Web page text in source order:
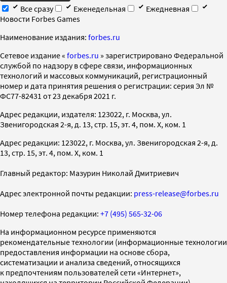
Все сразу
Еженедельная
Ежедневная
Новости Forbes Games
Наименование издания: forbes.ru
Cетевое издание « forbes.ru » зарегистрировано Федеральной
службой по надзору в сфере связи, информационных
технологий и массовых коммуникаций, регистрационный
номер и дата принятия решения о регистрации: серия Эл №
ФС77-82431 от 23 декабря 2021 г.
Адрес редакции, издателя: 123022, г. Москва, ул.
Звенигородская 2-я, д. 13, стр. 15, эт. 4, пом. X, ком. 1
Адрес редакции: 123022, г. Москва, ул. Звенигородская 2-я, д.
13, стр. 15, эт. 4, пом. X, ком. 1
Главный редактор: Мазурин Николай Дмитриевич
Адрес электронной почты редакции: press-release@forbes.ru
Номер телефона редакции: +7 (495) 565-32-06
На информационном ресурсе применяются
рекомендательные технологии (информационные технологии
предоставления информации на основе сбора,
систематизации и анализа сведений, относящихся
к предпочтениям пользователей сети «Интернет»,